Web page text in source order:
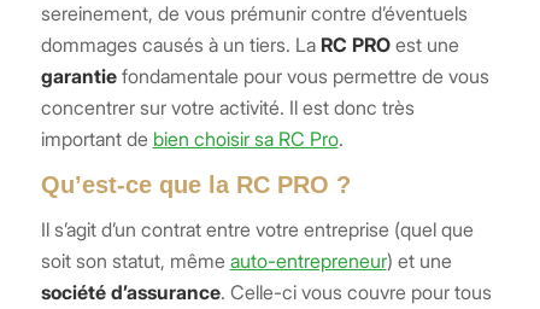
sereinement, de vous prémunir contre d’éventuels
dommages causés à un tiers. La RC PROest une
garantiefondamentale pour vous permettre de vous
concentrer sur votre activité. Il est donc très
important de bien choisir sa RC Pro.
Qu’est-ce que la RC PRO ?
Il s’agit d’un contrat entre votre entreprise (quel que
soit son statut, même auto-entrepreneur) et une
société d’assurance. Celle-ci vous couvre pour tous